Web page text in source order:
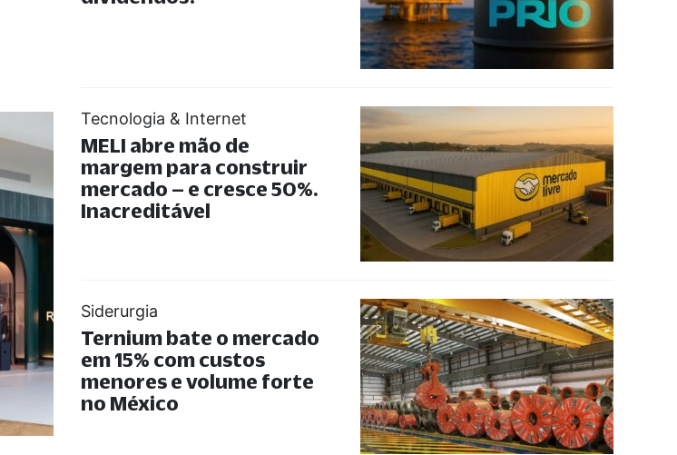
Tecnologia & Internet
MELI abre mão de
margem para construir
mercado – e cresce 50%.
Inacreditável
Siderurgia
Ternium bate o mercado
em 15% com custos
menores e volume forte
no México